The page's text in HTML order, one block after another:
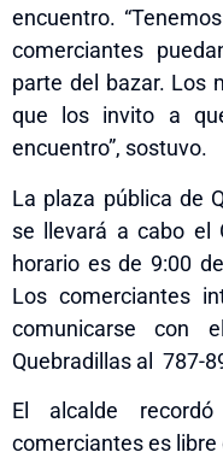
encuentro.
comerciantes
parte del bazar. Los
que los invito a
encuentro”, sostuvo.
La plaza pública de
se llevará a cabo el
horario es de 9:00
Los comerciantes
comunicarse con
Quebradillas al 787-
El alcalde
comerciantes es